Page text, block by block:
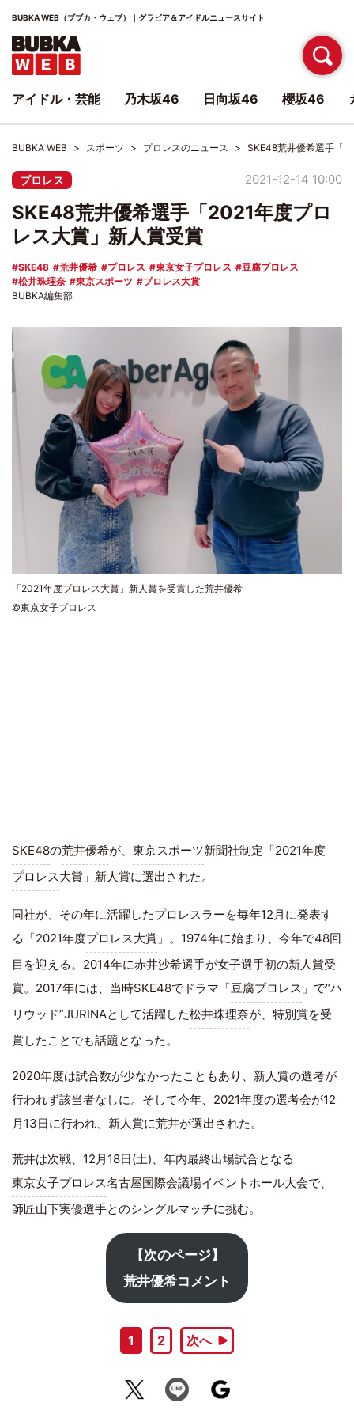
BUBKA WEB（ブブカ・ウェブ）｜グラビア＆アイドルニュースサイト
BUBKA WEB スポーツ プロレスのニュース SKE48荒井優希選手「
プロレス 2021-12-14 10:00
SKE48荒井優希選手「2021年度プロ
レス大賞」新人賞受賞
SKE48 荒井優希 プロレス 東京女子プロレス
豆腐プロレス
松井珠理奈
東京スポーツ
プロレス大賞
BUBKA編集部
「2021年度プロレス大賞」新人賞を受賞した荒井優希
©東京女子プロレス
SKE48の荒井優希が、 東京スポーツ新聞社制定「2021年度
プロレス大賞」新人賞に選出された。
同社が、その年に活躍したプロレスラーを毎年12月に発表す
る「2021年度プロレス大賞 」。1974年に始まり、今年で48回
目を迎える。2014年に赤井沙希選手が女子選手初の新人賞受
賞。2017年には、当時SKE48でドラマ「豆腐プロレス 」で“ハ
リウッド”JURINAとして活躍した松井珠理奈が、特別賞を受
賞したことでも話題となった。
2020年度は試合数が少なかったこともあり、新人賞の選考が
行われず該当者なしに。そして今年、2021年度の選考会が12
月13日に行われ、新人賞に荒井が選出された。
荒井は次戦、12月18日(土)、年内最終出場試合となる
東京女子プロレス名古屋国際会議場イベントホール大会で、
師匠山下実優選手とのシングルマッチに挑む。
【次のページ】
荒井優希コメント
1 2 次へ
アイドル・芸能 乃木坂46 日向坂46 櫻坂46